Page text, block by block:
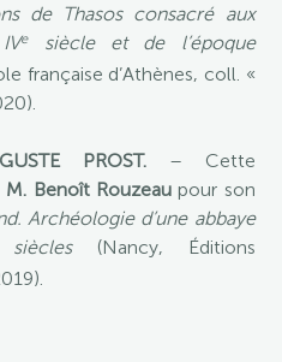
de Thasos consacré aux
esiècle et de l’époque
française d’Athènes, coll. «
PROST. – Cette
M. Benoît Rouzeaupour son
Archéologie d’une abbaye
(Nancy, Éditions